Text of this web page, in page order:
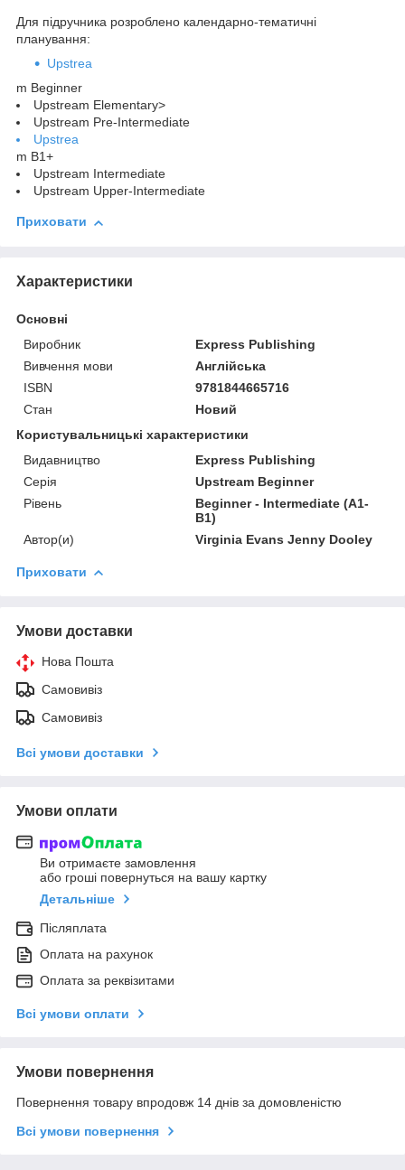
Для підручника розроблено календарно-тематичні
планування:
Upstrea
m Beginner
Upstream Elementary>
Upstream Pre-Intermediate
Upstrea
m B1+
Upstream Intermediate
Upstream Upper-Intermediate
Приховати
Характеристики
Основні
Виробник
Express Publishing
Вивчення мови
Англійська
ISBN
9781844665716
Стан
Новий
Користувальницькі характеристики
Видавництво
Express Publishing
Серія
Upstream Beginner
Рівень
Beginner - Intermediate (A1-
B1)
Автор(и)
Virginia Evans Jenny Dooley
Приховати
Умови доставки
Нова Пошта
Самовивіз
Самовивіз
Всі умови доставки
Умови оплати
Ви отримаєте замовлення
або гроші повернуться на вашу картку
Детальніше
Післяплата
Оплата на рахунок
Оплата за реквізитами
Всі умови оплати
Умови повернення
Повернення товару впродовж 14 днів за домовленістю
Всі умови повернення